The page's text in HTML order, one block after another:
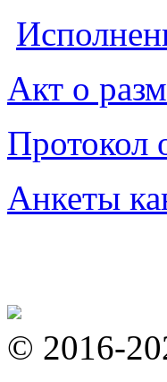
Акт о
Протокол
Анкеты
© 2016-